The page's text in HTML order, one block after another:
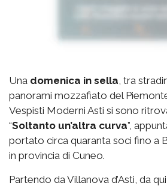
Una domenica in sella , tra
panorami mozzafiato del
Vespisti Moderni Asti si sono
“Soltanto un’altra curva”,
portato circa quaranta soci fino a
in provincia di Cuneo.
Partendo da Villanova d’Asti, da